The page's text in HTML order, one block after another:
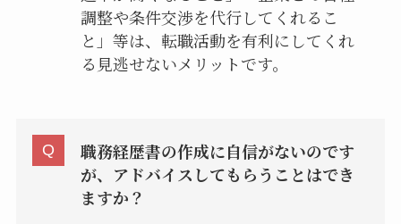
調整や条件交渉を代行してくれるこ
と」等は、転職活動を有利にしてくれ
る見逃せないメリットです。
職務経歴書の作成に自信がないのです
が、アドバイスしてもらうことはでき
ますか？